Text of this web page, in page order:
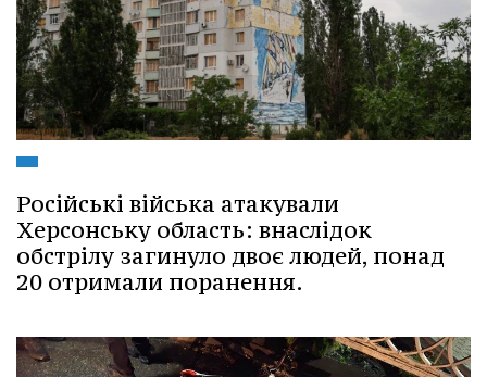
Російські війська атакували
Херсонську область: внаслідок
обстрілу загинуло двоє людей, понад
20 отримали поранення.